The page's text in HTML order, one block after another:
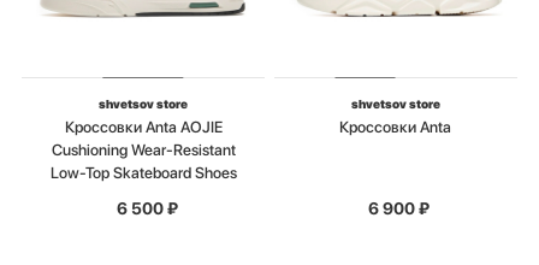
shvetsov store
Кроссовки Anta AOJIE
Cushioning Wear-Resistant
Low-Top Skateboard Shoes
6 500₽
shvetsov store
Кроссовки Anta
6 900₽